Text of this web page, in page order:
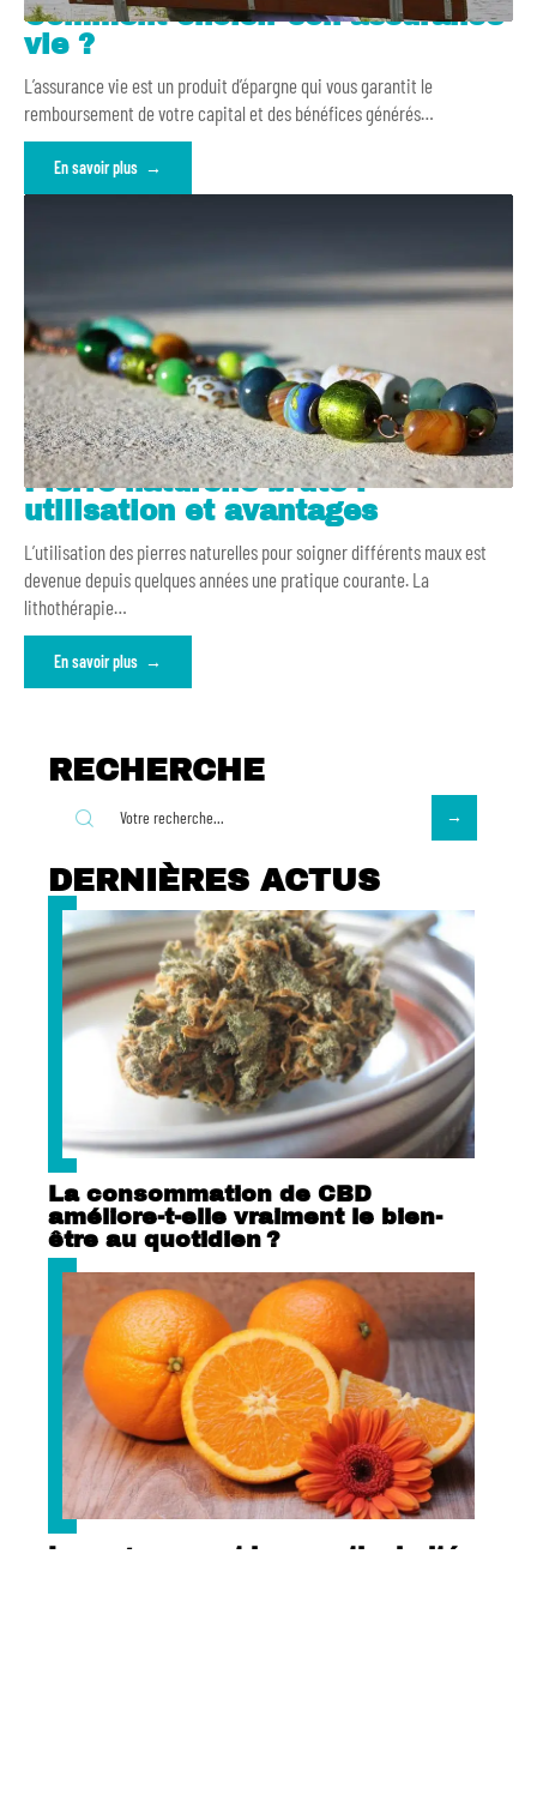
Comment choisir son assurance
vie ?
L’assurance vie est un produit d’épargne qui vous garantit le
remboursement de votre capital et des bénéfices générés…
En savoir plus
Pierre naturelle brute :
utilisation et avantages
L’utilisation des pierres naturelles pour soigner différents maux est
devenue depuis quelques années une pratique courante. La
lithothérapie…
En savoir plus
RECHERCHE
DERNIÈRES ACTUS
La consommation de CBD
améliore-t-elle vraiment le bien-
être au quotidien ?
Les agrumes et leur particularité